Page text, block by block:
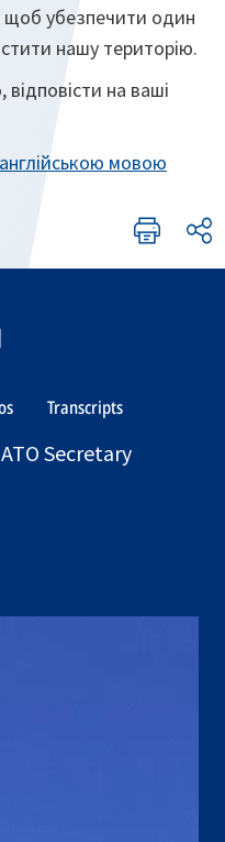
щоб убезпечити один
нашу територію.
на ваші
англійською мовою
Transcripts
Secretary